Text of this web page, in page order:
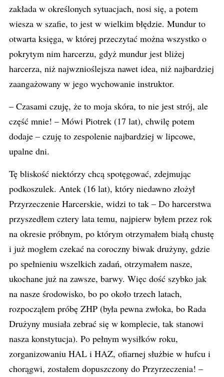
zakłada w określonych sytuacjach, nosi się, a potem
wiesza w szafie, to jest w wielkim błędzie. Mundur to
otwarta księga, w której przeczytać można wszystko o
pokrytym nim harcerzu, gdyż mundur jest bliżej
harcerza, niż najwznioślejsza nawet idea, niż najbardziej
zaangażowany w jego wychowanie instruktor.
– Czasami czuję, że to moja skóra, to nie jest strój, ale
część mnie! – Mówi Piotrek (17 lat), chwilę potem
dodaje – czuję to zespolenie najbardziej w lipcowe,
upalne dni.
Tę bliskość niektórzy chcą spotęgować, zdejmując
podkoszulek. Antek (16 lat), który niedawno złożył
Przyrzeczenie Harcerskie, widzi to tak – Do harcerstwa
przyszedłem cztery lata temu, najpierw byłem przez rok
na okresie próbnym, po którym otrzymałem białą chustę
i już mogłem czekać na coroczny biwak drużyny, gdzie
po spełnieniu wszelkich zadań, otrzymałem nasze,
ukochane już na zawsze, barwy. Więc dość szybko jak
na nasze środowisko, bo po około trzech latach,
rozpocząłem próbę ZHP (była pewna zwłoka, bo Rada
Drużyny musiała zebrać się w komplecie, tak stanowi
nasza konstytucja). Po pełnym wysiłków roku,
zorganizowaniu HAL i HAZ, ofiarnej służbie w hufcu i
chorągwi, zostałem dopuszczony do Przyrzeczenia! –